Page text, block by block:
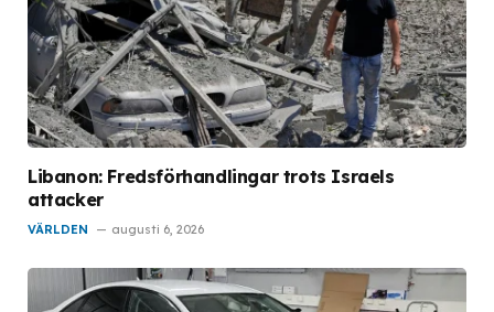
Libanon: Fredsförhandlingar trots Israels
attacker
VÄRLDEN augusti 6, 2026